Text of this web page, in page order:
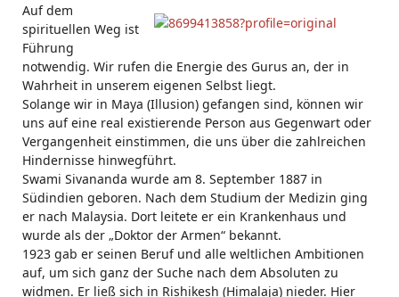
Auf dem
spirituellen Weg ist
Führung
notwendig. Wir rufen die Energie des Gurus an, der in
Wahrheit in unserem eigenen Selbst liegt.
Solange wir in Maya (Illusion) gefangen sind, können wir
uns auf eine real existierende Person aus Gegenwart oder
Vergangenheit einstimmen, die uns über die zahlreichen
Hindernisse hinwegführt.
Swami Sivananda wurde am 8. September 1887 in
Südindien geboren. Nach dem Studium der Medizin ging
er nach Malaysia. Dort leitete er ein Krankenhaus und
wurde als der „Doktor der Armen“ bekannt.
1923 gab er seinen Beruf und alle weltlichen Ambitionen
auf, um sich ganz der Suche nach dem Absoluten zu
widmen. Er ließ sich in Rishikesh (Himalaja) nieder. Hier